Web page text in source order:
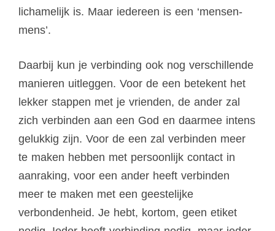
lichamelijk is. Maar iedereen is een ‘mensen-
mens’.
Daarbij kun je verbinding ook nog verschillende
manieren uitleggen. Voor de een betekent het
lekker stappen met je vrienden, de ander zal
zich verbinden aan een God en daarmee intens
gelukkig zijn. Voor de een zal verbinden meer
te maken hebben met persoonlijk contact in
aanraking, voor een ander heeft verbinden
meer te maken met een geestelijke
verbondenheid. Je hebt, kortom, geen etiket